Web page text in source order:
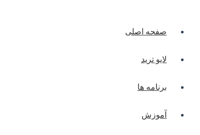
صفحه اصلی
لایو ترید
برنامه ها
آموزش